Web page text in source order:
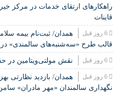
راهکارهای ارتقای خدمات در مرکز
قاینات
6 روز قبل
همدان/ ثبت‌نام بیمه
قالب طرح «سه‌شنبه‌های سالمندی» در
6 روز قبل نقش مولتی‌ویتامین در
6 روز قبل
همدان/ بازدید نظارتی
نگهداری سالمندان «مهر مادران»